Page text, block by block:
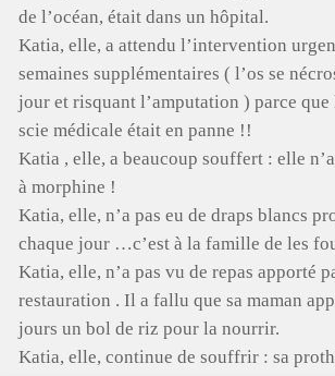
de l’océan, était dans un hôpital.
Katia, elle, a attendu l’intervention
semaines supplémentaires ( l’os se
jour et risquant l’amputation ) parce que
scie médicale était en panne !!
Katia , elle, a beaucoup souffert : elle
à morphine !
Katia, elle, n’a pas eu de draps blancs
chaque jour …c’est à la famille de les
Katia, elle, n’a pas vu de repas apporté
restauration . Il a fallu que sa maman
jours un bol de riz pour la nourrir.
Katia, elle, continue de souffrir : sa